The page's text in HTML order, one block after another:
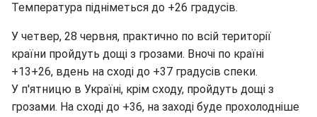
Температура підніметься до +26 градусів.
У четвер, 28 червня, практично по всій території
країни пройдуть дощі з грозами. Вночі по країні
+13+26, вдень на сході до +37 градусів спеки.
У п'ятницю в Україні, крім сходу, пройдуть дощі з
грозами. На сході до +36, на заході буде прохолодніше